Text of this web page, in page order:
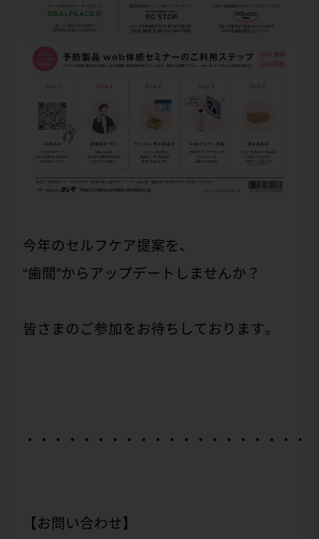
今年のセルフケア提案を、
“歯間”からアップデートしませんか？
皆さまのご参加をお待ちしております。
・・・・・・・・・・・・・・・・・・・・
【お問い合わせ】